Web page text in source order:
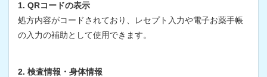
1. QRコードの表示
処方内容がコードされており、レセプト入力や電子お薬手帳
の入力の補助として使用できます。
2. 検査情報・身体情報